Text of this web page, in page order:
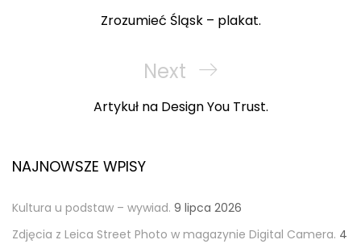
Post
Zrozumieć Śląsk – plakat.
Next
Post
Next
Artykuł na Design You Trust.
NAJNOWSZE WPISY
Kultura u podstaw – wywiad. 9 lipca 2026
Zdjęcia z Leica Street Photo w magazynie Digital Camera. 4